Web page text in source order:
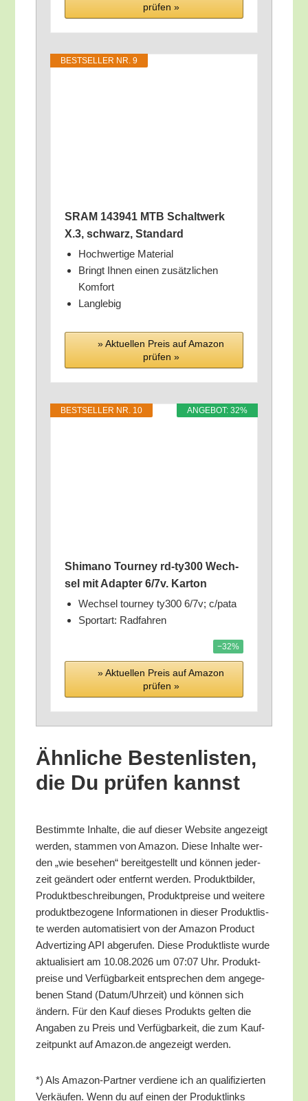
prü­fen »
BEST­SEL­LER NR. 9
SRAM 143941 MTB Schalt­werk
X.3, schwarz, Standard
Hoch­wer­ti­ge Material
Bringt Ihnen einen zusätz­li­chen
Komfort
Lang­le­big
» Aktu­el­len Preis auf Ama­zon
prü­fen »
ANGE­BOT: 32%
BEST­SEL­LER NR. 10
Shi­ma­no Tour­ney rd-ty300 Wech­
sel mit Adap­ter 6/​7v. Karton
Wech­sel tour­ney ty300 6/​7v; c/​pata
Sport­art: Radfahren
−32%
» Aktu­el­len Preis auf Ama­zon
prü­fen »
Ähn­li­che Bes­ten­lis­ten,
die Du prü­fen kannst
Bestimm­te Inhal­te, die auf die­ser Web­site ange­zeigt
wer­den, stam­men von Ama­zon. Die­se Inhal­te wer­
den „wie bese­hen“ bereit­ge­stellt und kön­nen jeder­
zeit geän­dert oder ent­fernt wer­den. Pro­dukt­bil­der,
Pro­dukt­be­schrei­bun­gen, Pro­dukt­prei­se und wei­te­re
pro­dukt­be­zo­ge­ne Infor­ma­tio­nen in die­ser Pro­dukt­lis­
te wer­den auto­ma­ti­siert von der Ama­zon Pro­duct
Adver­tiz­ing API abge­ru­fen. Die­se Pro­dukt­lis­te wur­de
aktua­li­siert am 10.08.2026 um 07:07 Uhr. Pro­dukt­
prei­se und Ver­füg­bar­keit ent­spre­chen dem ange­ge­
be­nen Stand (Datum/​Uhrzeit) und kön­nen sich
ändern. Für den Kauf die­ses Pro­dukts gel­ten die
Anga­ben zu Preis und Ver­füg­bar­keit, die zum Kauf­
zeit­punkt auf Amazon.de ange­zeigt werden.
*) Als Ama­zon-Part­ner ver­die­ne ich an qua­li­fi­zier­ten
Ver­käu­fen. Wenn du auf einen der Pro­dukt­links